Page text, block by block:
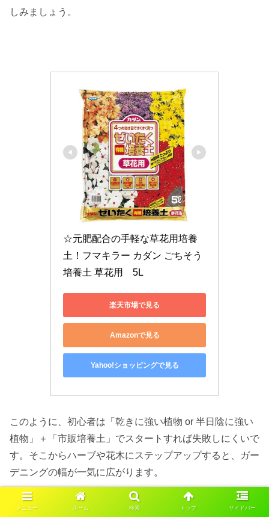
しみましょう。
☆元肥配合の手軽な草花用培養
土！フマキラー カダン ごちそう
培養土 草花用　5L
楽天市場で見る
Amazonで見る
Yahoo!ショッピングで見る
このように、初心者は「乾きに強い植物 or 半日陰に強い
植物」＋「市販培養土」でスタートすれば失敗しにくいで
す。そこからハーブや花木にステップアップすると、ガー
デニングの幅が一気に広がります。
メニュー ホーム 検索 トップ サイドバー